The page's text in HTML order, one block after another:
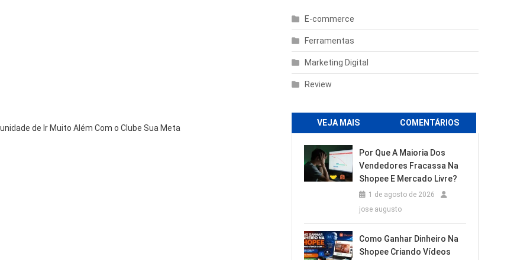
de Ir Muito Além Com o Clube Sua Meta
E-commerce
Ferramentas
Marketing Digital
Review
VEJA MAIS COMENTÁRIOS
Por Que A Maioria Dos
Vendedores Fracassa Na
Shopee E Mercado Livre?
1 de agosto de 2026
jose augusto
Como Ganhar Dinheiro Na
Shopee Criando Vídeos